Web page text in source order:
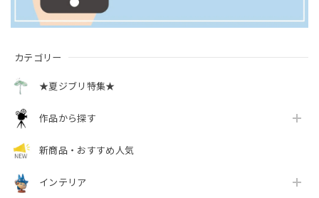
カテゴリー
★夏ジブリ特集★
作品から探す
新商品・おすすめ人気
インテリア